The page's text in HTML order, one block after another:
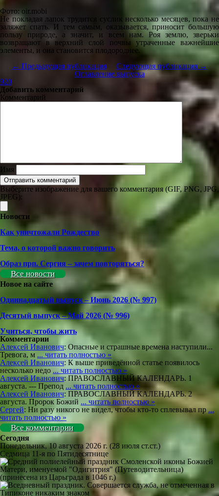
Фото: oir.mobi
Не покладая лапок трудится суслик несколько месяцев, пока не
заляжет спать. И тем самым, оказывается, приносит большую
пользу природе, а значит, и всем нам. Роя землю, зверьки
возвращают в верхний слой почвы утраченные важнейшие
элементы, и она становится плодороднее.
← Предыдущая публикация
Следующая публикация →
Оглавление выпуска
920
Добавить комментарий
Комментарий
Имя
Выберите изображение для вашего комментария (GIF, PNG, JPG,
JPEG):
Новости
Как уничтожали Рождество
Тема, о которой важно говорить
Образ прп. Сергия – зачем повторяться?
Все новости
Новое на сайте
Одиннадцатый выпуск – Июнь 2026 (№ 997)
Деcятый выпуск – Май 2026 (№ 996)
Учиться, чтобы жить
Комментарии
Алексей Иванович: Опасные и страшные времена наступили...
Тревога, м ... читать полностью »
Алексей Иванович: К выше приведённой статье появилось
несколько недо ... читать полностью »
Алексей Иванович: ПРАВОСЛАВНЫЙ КАЛЕНДАРЬ. 1
августа. --- Препод ... читать полностью »
Алексей Иванович: ПРАВОСЛАВНЫЙ КАЛЕНДАРЬ. 2
августа. Пророк Божий ... читать полностью »
Сергей: Ни разу никого не видел, чтобы кто-то сплевывал пр...
читать полностью »
Все комментарии
Сегодня
Понедельник, 10 августа 2026 г. (28 июля ст.ст.)
Седмица 11-я по Пятидесятнице
Смоленской иконы Божией
Матери, именуемой "Одигитрия" (Путеводительница)
(принесена из Царьграда в 1046 г.)